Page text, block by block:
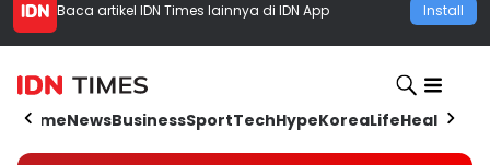
Baca artikel IDN Times lainnya di IDN App Install
HomeNewsBusinessSportTechHypeKoreaLifeHealth